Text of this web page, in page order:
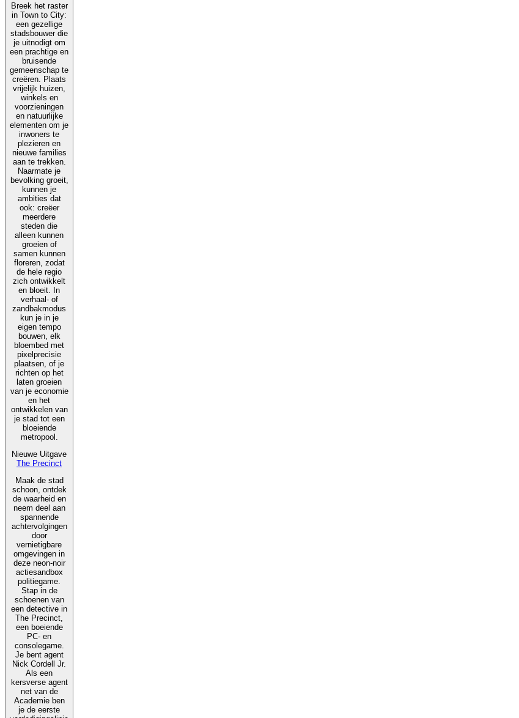
Breek het raster
in Town to City:
een gezellige
stadsbouwer die
je uitnodigt om
een prachtige en
bruisende
gemeenschap te
creëren. Plaats
vrijelijk huizen,
winkels en
voorzieningen
en natuurlijke
elementen om je
inwoners te
plezieren en
nieuwe families
aan te trekken.
Naarmate je
bevolking groeit,
kunnen je
ambities dat
ook: creëer
meerdere
steden die
alleen kunnen
groeien of
samen kunnen
floreren, zodat
de hele regio
zich ontwikkelt
en bloeit. In
verhaal- of
zandbakmodus
kun je in je
eigen tempo
bouwen, elk
bloembed met
pixelprecisie
plaatsen, of je
richten op het
laten groeien
van je economie
en het
ontwikkelen van
je stad tot een
bloeiende
metropool.
Nieuwe Uitgave
The Precinct
Maak de stad
schoon, ontdek
de waarheid en
neem deel aan
spannende
achtervolgingen
door
vernietigbare
omgevingen in
deze neon-noir
actiesandbox
politiegame.
Stap in de
schoenen van
een detective in
The Precinct,
een boeiende
PC- en
consolegame.
Je bent agent
Nick Cordell Jr.
Als een
kersverse agent
net van de
Academie ben
je de eerste